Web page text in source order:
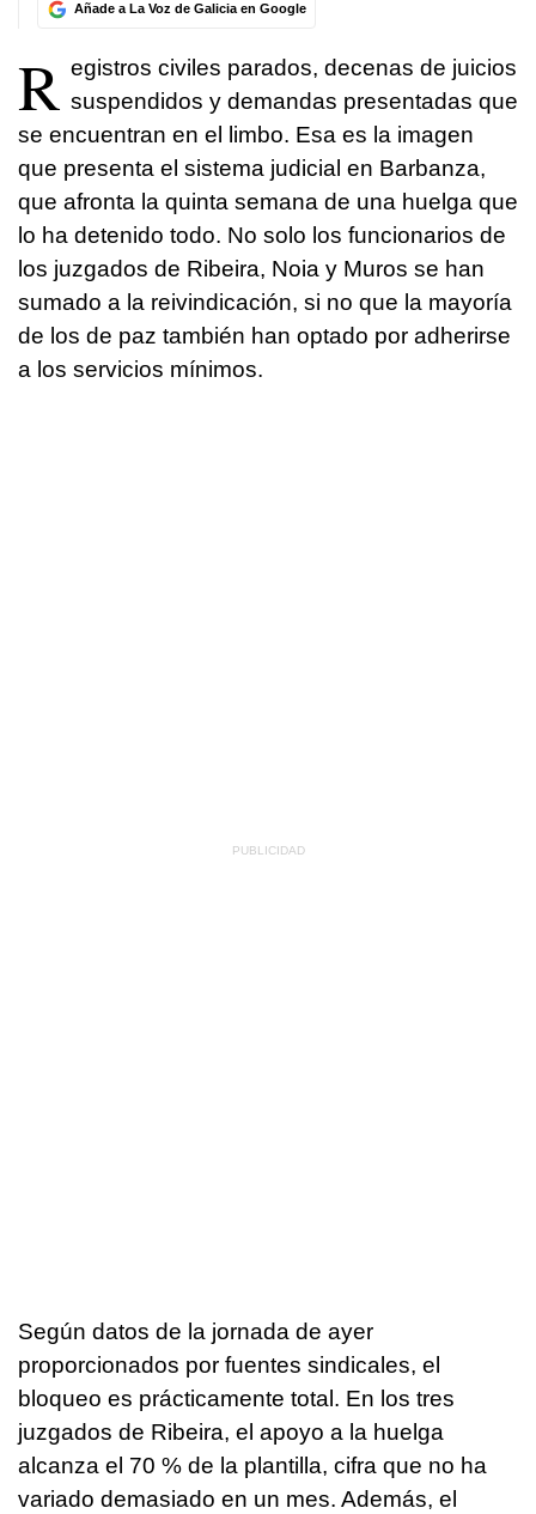
Añade a La Voz de Galicia en Google
R egistros civiles parados, decenas de juicios
suspendidos y demandas presentadas que
se encuentran en el limbo. Esa es la imagen
que presenta el sistema judicial en Barbanza,
que afronta la quinta semana de una huelga que
lo ha detenido todo. No solo los funcionarios de
los juzgados de Ribeira, Noia y Muros se han
sumado a la reivindicación, si no que la mayoría
de los de paz también han optado por adherirse
a los servicios mínimos.
Según datos de la jornada de ayer
proporcionados por fuentes sindicales, el
bloqueo es prácticamente total. En los tres
juzgados de Ribeira, el apoyo a la huelga
alcanza el 70 % de la plantilla, cifra que no ha
variado demasiado en un mes. Además, el